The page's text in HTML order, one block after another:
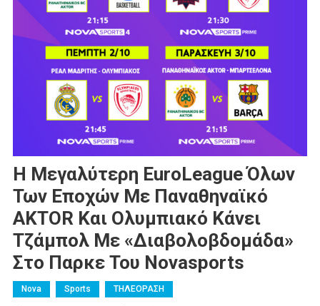
H Μεγαλύτερη EuroLeague Όλων
Των Εποχών Με Παναθηναϊκό
AKTOR Και Ολυμπιακό Κάνει
Τζάμπολ Με «διαβολοβδομάδα»
Στο Παρκε Του Novasports
Nova Sports ΤΗΛΕΟΡΑΣΗ